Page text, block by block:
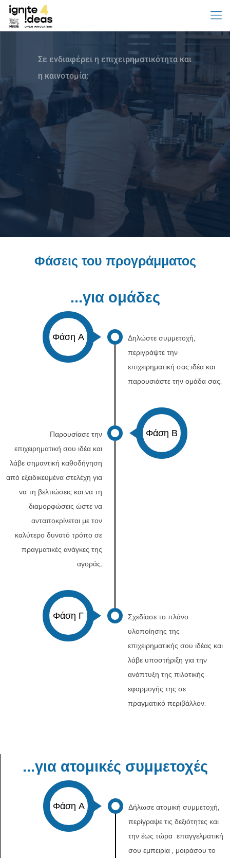
Σε ενδιαφέρει η επιχειρηματικότητα και
η καινοτομία;
Δήλωσε ατομική συμμετοχή στο Ignite Ideas 4.Ένα πρόγραμμα
την επαγγελματική σου πορεία. Παρακολούθησε
ανάπτυξε μια καινοτόμα ιδέα και κέρδισε μοναδικές
πρακτικής άσκησης.
Φάσεις του προγράμματος
...για ομάδες
Φάση Α
Δηλώστε συμμετοχή,
περιγράψτε την
επιχειρηματική σας ιδέα και
παρουσιάστε την ομάδα σας.
Φάση Β
Παρουσίασε την
επιχειρηματική σου ιδέα και
λάβε σημαντική καθοδήγηση
από εξειδικευμένα στελέχη για
να τη βελτιώσεις και να τη
διαμορφώσεις ώστε να
ανταποκρίνεται με τον
καλύτερο δυνατό τρόπο σε
πραγματικές ανάγκες της
αγοράς.
Φάση Γ
Σχεδίασε το πλάνο
υλοποίησης της
επιχειρηματικής σου ιδέας και
λάβε υποστήριξη για την
ανάπτυξη της πιλοτικής
εφαρμογής της σε
πραγματικό περιβάλλον.
...για ατομικές συμμετοχές
Φάση Α
Δήλωσε ατομική συμμετοχή,
περίγραψε τις δεξιότητες και
την έως τώρα επαγγελματική
σου εμπειρία , μοιράσου το